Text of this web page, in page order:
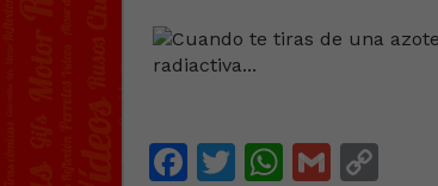
Facebook
TwitterGmail